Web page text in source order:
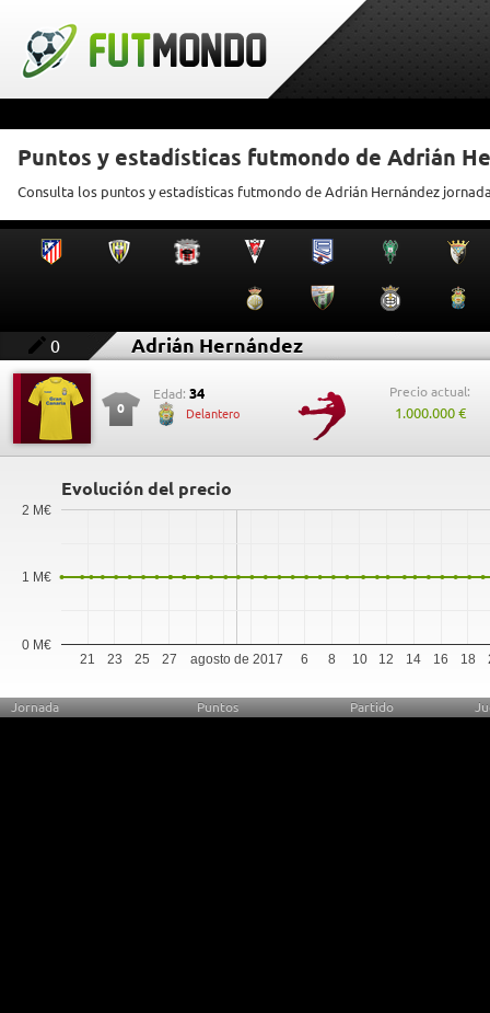
Puntos y estadísticas futmondo de Adrián
Consulta los puntos y estadísticas futmondo de Adrián Hernández
0 Adrián Hernández
0
Edad: 34
Delantero
Precio actual:
1.000.000 €
Evolución del precio
agosto de 2017
21 23 25 27 6 8 10 12 14 16 18
0 M€
1 M€
2 M€
Jornada Puntos Partido